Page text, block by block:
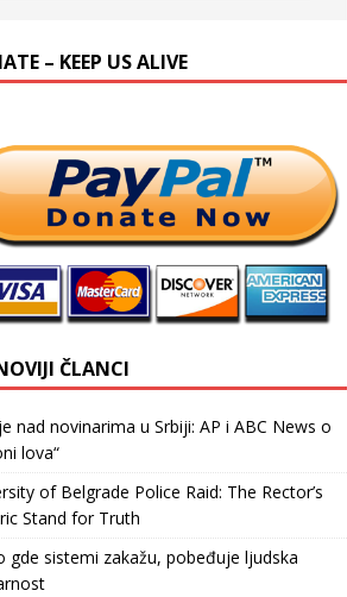
– KEEP US ALIVE
ČLANCI
nad novinarima u Srbiji: AP i ABC News o
lova“
of Belgrade Police Raid: The Rector’s
Stand for Truth
gde sistemi zakažu, pobeđuje ljudska